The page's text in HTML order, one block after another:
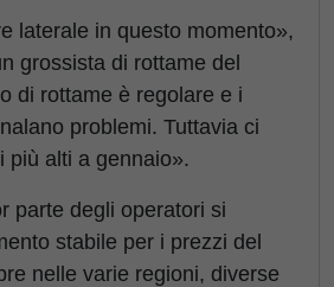
laterale in questo momento»,
grossista di rottame del
di rottame è regolare e i
problemi. Tuttavia ci
più alti a gennaio».
parte degli operatori si
stabile per i prezzi del
nelle varie regioni, diverse